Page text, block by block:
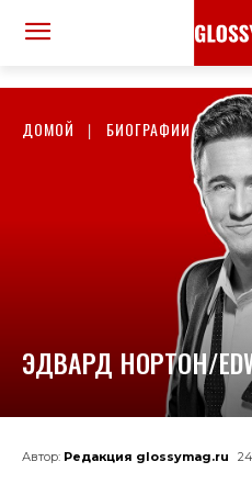
ДОМОЙ БИОГРАФИИ
ЭДВАРД НОРТОН/
Автор: Редакция glossymag.ru